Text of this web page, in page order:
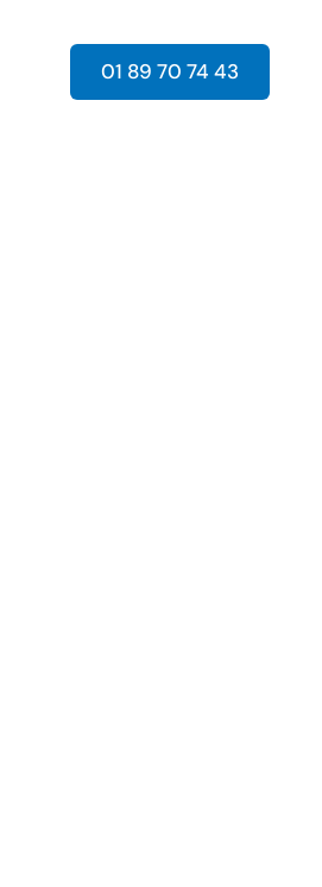
01 89 70 74 43